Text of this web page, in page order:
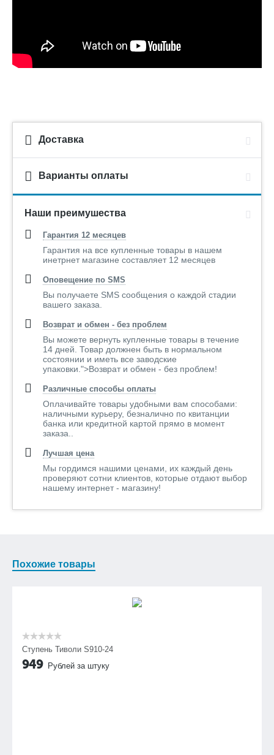
Доставка
Варианты оплаты
Наши преимушества
Гарантия 12 месяцев
Гарантия на все купленные товары в нашем
инетрнет магазине составляет 12 месяцев
Оповещение по SMS
Вы получаете SMS сообщения о каждой стадии
вашего заказа.
Возврат и обмен - без проблем
Вы можете вернуть купленные товары в течение
14 дней. Товар должнен быть в нормальном
состоянии и иметь все заводские
упаковки.">Возврат и обмен - без проблем!
Различные способы оплаты
Оплачивайте товары удобными вам способами:
наличными курьеру, безналично по квитанции
банка или кредитной картой прямо в момент
заказа..
Лучшая цена
Мы гордимся нашими ценами, их каждый день
проверяют сотни клиентов, которые отдают выбор
нашему интернет - магазину!
Похожие товары
Ступень Тиволи S910-24
949 Рублей за штуку